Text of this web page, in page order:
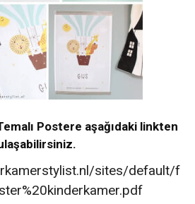
Postere aşağıdaki linkten
sites/default/f